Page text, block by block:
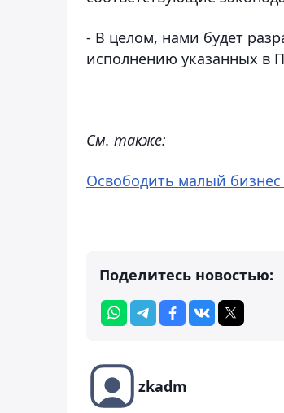
- В целом, нами будет
исполнению указанных в
См. также:
Освободить малый бизнес
Поделитесь новостью:
zkadm